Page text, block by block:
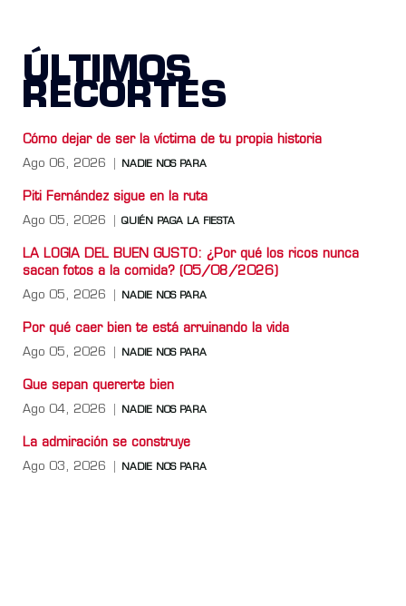
ÚLTIMOS
RECORTES
Cómo dejar de ser la víctima de tu propia historia
Ago 06, 2026 NADIE NOS PARA
Piti Fernández sigue en la ruta
Ago 05, 2026 QUIÉN PAGA LA FIESTA
LA LOGIA DEL BUEN GUSTO: ¿Por qué los ricos nunca
sacan fotos a la comida? (05/08/2026)
Ago 05, 2026 NADIE NOS PARA
Por qué caer bien te está arruinando la vida
Ago 05, 2026 NADIE NOS PARA
Que sepan quererte bien
Ago 04, 2026 NADIE NOS PARA
La admiración se construye
Ago 03, 2026 NADIE NOS PARA